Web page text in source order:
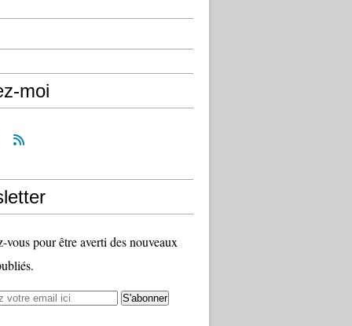
moi
vous pour être averti des nouveaux